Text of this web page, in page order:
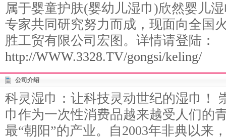
属于婴童护肤(婴幼儿湿巾)欣然婴儿
专家共同研究努力而成，现面向全国
胜工贸有限公司宏图。详情请登陆：
http://WWW.3328.TV/gongsi/keling/
公司介绍
科灵湿巾：让科技灵动世纪的湿巾！
巾作为一次性消费品越来越受人们的
最“朝阳”的产业。自2003年非典以来